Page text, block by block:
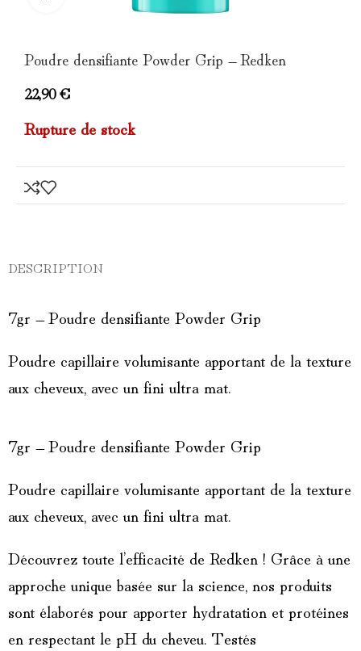
Poudre densifiante Powder Grip – Redken
22,90€
Rupture de stock
DESCRIPTION
7gr – Poudre densifiante Powder Grip
Poudre capillaire volumisante apportant de la texture
aux cheveux, avec un fini ultra mat.
7gr – Poudre densifiante Powder Grip
Poudre capillaire volumisante apportant de la texture
aux cheveux, avec un fini ultra mat.
Découvrez toute l’efficacité de Redken ! Grâce à une
approche unique basée sur la science, nos produits
sont élaborés pour apporter hydratation et protéines
en respectant le pH du cheveu. Testés